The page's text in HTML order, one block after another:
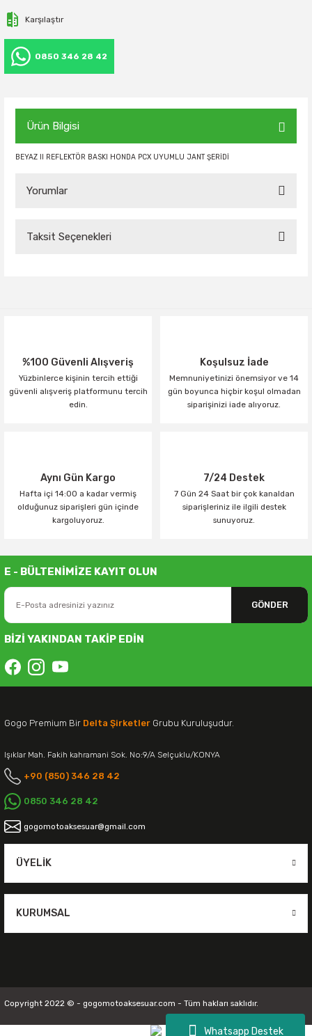
Whatsapp Destek
Karşılaştır
0850 346 28 42
Ürün Bilgisi
BEYAZ II REFLEKTÖR BASKI HONDA PCX UYUMLU JANT ŞERİDİ
Yorumlar
Taksit Seçenekleri
%100 Güvenli Alışveriş
Yüzbinlerce kişinin tercih ettiği
güvenli alışveriş platformunu tercih
edin.
Koşulsuz İade
Memnuniyetinizi önemsiyor ve 14
gün boyunca hiçbir koşul olmadan
siparişinizi iade alıyoruz.
Aynı Gün Kargo
Hafta içi 14:00 a kadar vermiş
olduğunuz siparişleri gün içinde
kargoluyoruz.
7/24 Destek
7 Gün 24 Saat bir çok kanaldan
siparişleriniz ile ilgili destek
sunuyoruz.
E - BÜLTENİMİZE KAYIT OLUN
GÖNDER
BİZİ YAKINDAN TAKİP EDİN
Gogo Premium Bir Delta Şirketler Grubu Kuruluşudur.
Işıklar Mah. Fakih kahramani Sok. No:9/A Selçuklu/KONYA
+90 (850) 346 28 42
0850 346 28 42
gogomotoaksesuar@gmail.com
ÜYELIK
KURUMSAL
Copyright 2022 © - gogomotoaksesuar.com - Tüm hakları saklıdır.